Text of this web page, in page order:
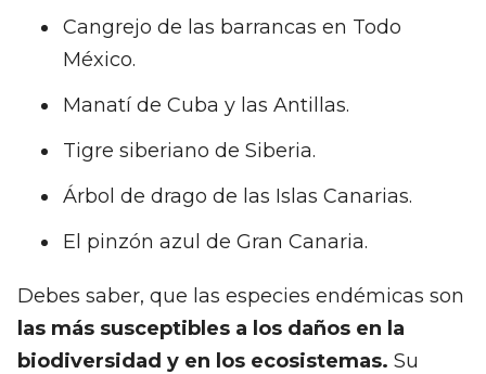
Cangrejo de las barrancas en Todo
México.
Manatí de Cuba y las Antillas.
Tigre siberiano de Siberia.
Árbol de drago de las Islas Canarias.
El pinzón azul de Gran Canaria.
Debes saber, que las especies endémicas son
las más susceptibles a los daños en la
biodiversidad y en los ecosistemas. Su